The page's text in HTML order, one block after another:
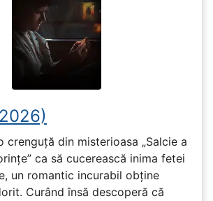
crenguță din misterioasa „Salcie a
ca să cucerească inima fetei
un romantic incurabil obține
Curând însă descoperă că